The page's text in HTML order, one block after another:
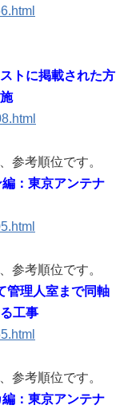
トに掲載された方
参考順位です。
：東京アンテナ
参考順位です。
管理人室まで同軸
工事
参考順位です。
：東京アンテナ